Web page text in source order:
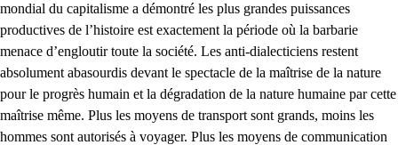
mondial du capitalisme a démontré les plus grandes puissances
productives de l’histoire est exactement la période où la barbarie
menace d’engloutir toute la société. Les anti-dialecticiens restent
absolument abasourdis devant le spectacle de la maîtrise de la nature
pour le progrès humain et la dégradation de la nature humaine par cette
maîtrise même. Plus les moyens de transport sont grands, moins les
hommes sont autorisés à voyager. Plus les moyens de communication